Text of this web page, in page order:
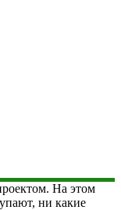
На этом
ни какие